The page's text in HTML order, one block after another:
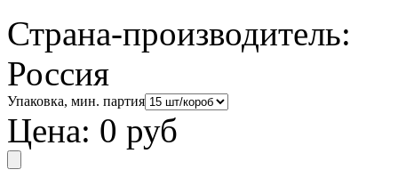
Страна-производитель:
Россия
Упаковка, мин. партия
Цена: 0 руб